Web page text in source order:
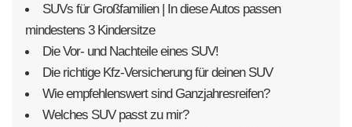
SUVs für Großfamilien | In diese Autos passen
mindestens 3 Kindersitze
Die Vor- und Nachteile eines SUV!
Die richtige Kfz-Versicherung für deinen SUV
Wie empfehlenswert sind Ganzjahresreifen?
Welches SUV passt zu mir?